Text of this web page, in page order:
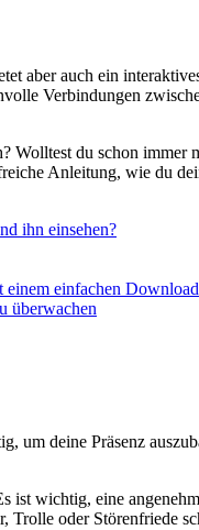
aber auch ein
Verbindungen
du schon
Anleitung, wie du
ihn einsehen?
einfachen Download
überwachen
um deine Präsenz
ist wichtig, eine
oder Störenfriede